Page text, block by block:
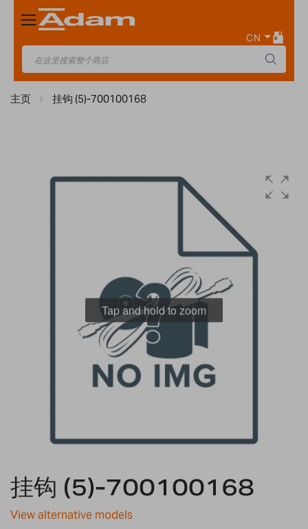
Toggle
Nav
CN
主页 挂钩 (5)-700100168
Tap and hold to zoom
to
the
of
挂钩 (5)-700100168
View alternative models